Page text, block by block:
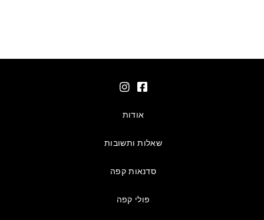
אודות
שאלות ותשובות
סדנאות קפה
פולי קפה